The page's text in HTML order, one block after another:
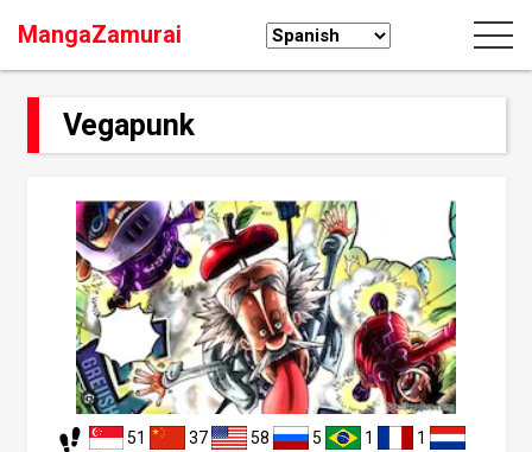
MangaZamurai
Vegapunk
51 37 58 5 1
1